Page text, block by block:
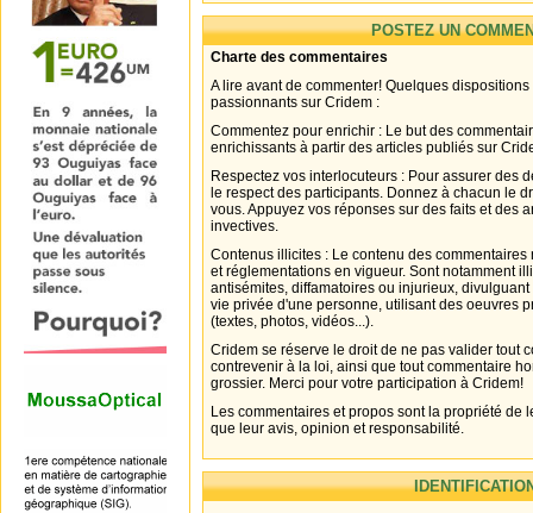
POSTEZ UN
Charte des commentaires
A lire avant de commenter! Quelques
passionnants sur Cridem :
Commentez pour enrichir : Le but des
enrichissants à partir des articles publiés sur
Respectez vos interlocuteurs : Pour assurer des
le respect des participants. Donnez à chacun le
vous. Appuyez vos réponses sur des faits et des
invectives.
Contenus illicites : Le contenu des
et réglementations en vigueur. Sont notamment
antisémites, diffamatoires ou injurieux,
vie privée d'une personne, utilisant des oeuvres
(textes, photos, vidéos...).
Cridem se réserve le droit de ne pas valider tout
contrevenir à la loi, ainsi que tout commentaire
grossier. Merci pour votre participation à Cridem!
Les commentaires et propos sont la propriété de
que leur avis, opinion et responsabilité.